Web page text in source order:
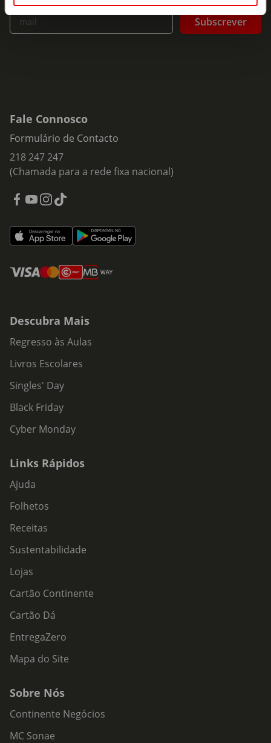
Insira o seu e-
mail
Subscrever
Fale Connosco
Formulário de Contacto
218 247 247
(Chamada para a rede fixa nacional)
Descubra Mais
Regresso às Aulas
Livros Escolares
Singles' Day
Black Friday
Cyber Monday
Links Rápidos
Ajuda
Folhetos
Receitas
Sustentabilidade
Lojas
Cartão Continente
Cartão Dá
EntregaZero
Mapa do Site
Sobre Nós
Continente Negócios
MC Sonae